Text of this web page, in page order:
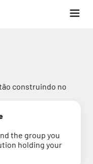
construindo no
the group you
holding your